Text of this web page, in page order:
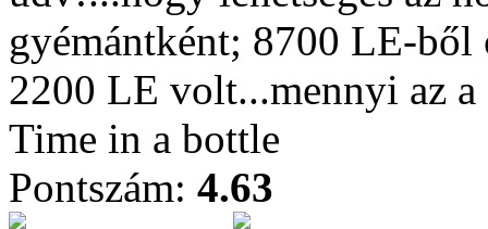
gyémántként; 8700 LE-ből
2200 LE volt...mennyi az
Time in a bottle
Pontszám: 4.63